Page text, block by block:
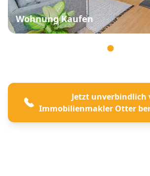
Wohnung Kaufen
Jetzt unverbindlich
Immobilienmakler Otter